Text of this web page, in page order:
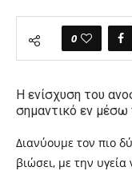
0
Η ενίσχυση του
σημαντικό εν μέσω
Διανύουμε τον πιο
βιώσει, με την